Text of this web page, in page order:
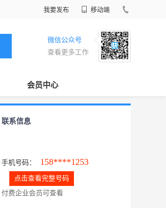
我要发布 移动端
微信公众号
查看更多工作
会员中心
联系信息
手机号码： 158****1253
点击查看完整号码
付费企业会员可查看